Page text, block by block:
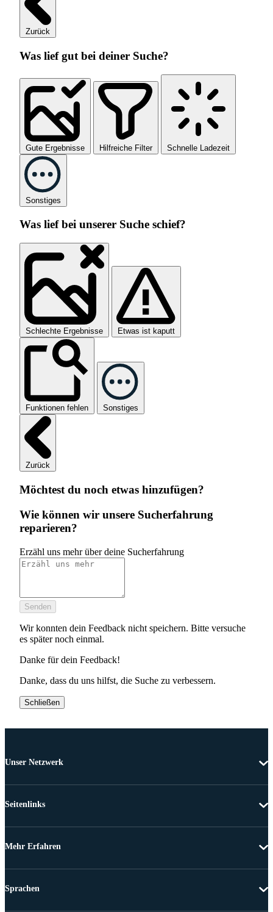
Zurück
Was lief gut bei deiner Suche?
Gute Ergebnisse Hilfreiche Filter Schnelle Ladezeit
Sonstiges
Was lief bei unserer Suche schief?
Schlechte Ergebnisse Etwas ist kaputt
Funktionen fehlen Sonstiges
Zurück
Möchtest du noch etwas hinzufügen?
Wie können wir unsere Sucherfahrung
reparieren?
Erzähl uns mehr über deine Sucherfahrung
Senden
Wir konnten dein Feedback nicht speichern. Bitte versuche
es später noch einmal.
Danke für dein Feedback!
Danke, dass du uns hilfst, die Suche zu verbessern.
Schließen
Unser Netzwerk
Seitenlinks
Mehr Erfahren
Sprachen